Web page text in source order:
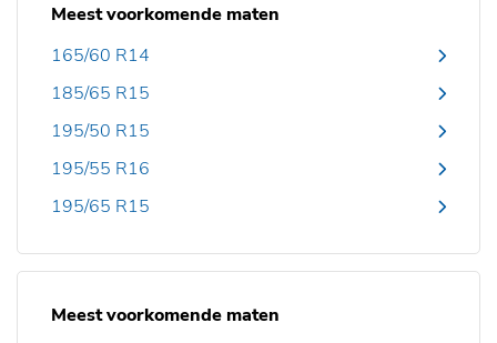
Meest voorkomende maten
165/60 R14
185/65 R15
195/50 R15
195/55 R16
195/65 R15
Meest voorkomende maten